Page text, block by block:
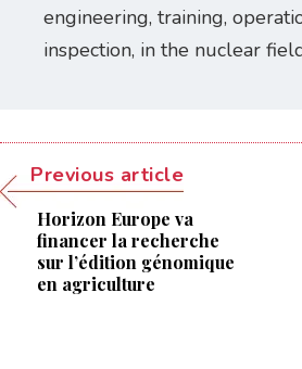
engineering, training,
inspection, in the nuclear
Previous article
Horizon Europe va
financer la recherche
sur l’édition génomique
en agriculture